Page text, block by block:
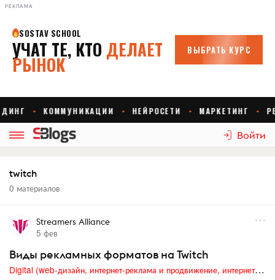
РЕКЛАМА
Войти
twitch
0 материалов
Streamers Alliance
5 фев
Виды рекламных форматов на Twitch
Digital (web-дизайн, интернет-реклама и продвижение, интернет-сообщества и блоги, интернет-коммуникации, мобильный маркетинг, реклама на цифровых экранах)